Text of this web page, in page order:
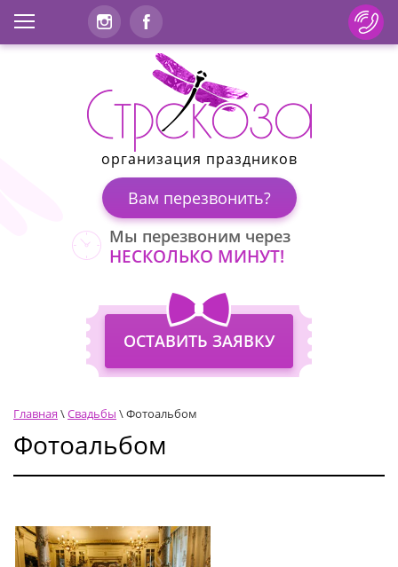
организация праздников
Вам перезвонить?
Мы перезвоним через
НЕСКОЛЬКО МИНУТ!
ОСТАВИТЬ ЗАЯВКУ
Главная \ Свадьбы \ Фотоальбом
Фотоальбом